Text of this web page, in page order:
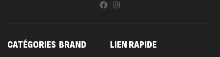
CATÉGORIES BRAND LIEN RAPIDE